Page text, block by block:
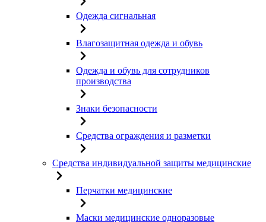
Одежда сигнальная
Влагозащитная одежда и обувь
Одежда и обувь для сотрудников
производства
Знаки безопасности
Средства ограждения и разметки
Средства индивидуальной защиты медицинские
Перчатки медицинские
Маски медицинские одноразовые